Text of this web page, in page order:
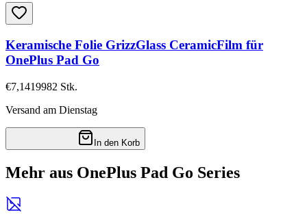
Keramische Folie GrizzGlass CeramicFilm für
OnePlus Pad Go
€7,1419982 Stk.
Versand am Dienstag
In den Korb
Mehr aus OnePlus Pad Go Series